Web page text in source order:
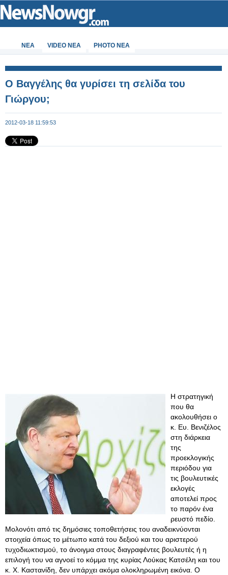
ΝΕΑ VIDEO NEA PHOTO NEA
Ο Βαγγέλης θα γυρίσει τη σελίδα του
Γιώργου;
2012-03-18 11:59:53
Η στρατηγική
που θα
ακολουθήσει ο
κ. Ευ. Βενιζέλος
στη διάρκεια
της
προεκλογικής
περιόδου για
τις βουλευτικές
εκλογές
αποτελεί προς
το παρόν ένα
ρευστό πεδίο.
Μολονότι από τις δημόσιες τοποθετήσεις του αναδεικνύονται
στοιχεία όπως το μέτωπο κατά του δεξιού και του αριστερού
τυχοδιωκτισμού, το άνοιγμα στους διαγραφέντες βουλευτές ή η
επιλογή του να αγνοεί το κόμμα της κυρίας Λούκας Κατσέλη και του
κ. Χ. Καστανίδη, δεν υπάρχει ακόμα ολοκληρωμένη εικόνα. Ο